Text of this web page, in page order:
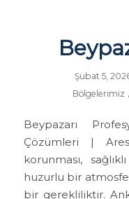
Şubat 5,
Bölgelerimiz
Beypazarı
Çözümleri |
korunması,
huzurlu bir
bir gerekliliktir.